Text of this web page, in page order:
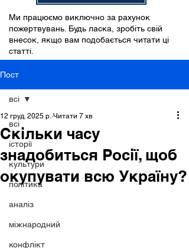
Ми працюємо виключно за рахунок
пожертвувань. Будь ласка, зробіть свій
внесок, якщо вам подобається читати ці
статті.
Пост
всі
історії
культури
політика
аналіз
міжнародний
конфлікт
всі
Скільки часу
знадобиться Росії, щоб
окупувати всю Україну?
12 груд. 2025 р. Читати 7 хв